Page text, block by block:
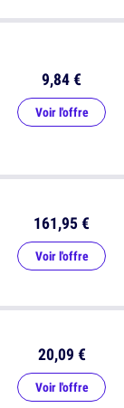
161,95 €
Voir l'offre
9,84 €
Voir l'offre
20,09 €
Voir l'offre